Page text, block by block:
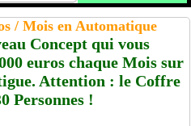
/ Mois en Automatique
Concept qui vous
euros chaque Mois sur
Attention : le Coffre
Personnes !